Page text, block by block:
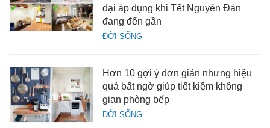
ĐỜI SỐNG
dại áp dụng khi Tết Nguyên Đán
đang đến gần
ĐỜI SỐNG
Hơn 10 gợi ý đơn giản nhưng hiệu
quả bất ngờ giúp tiết kiệm không
gian phòng bếp